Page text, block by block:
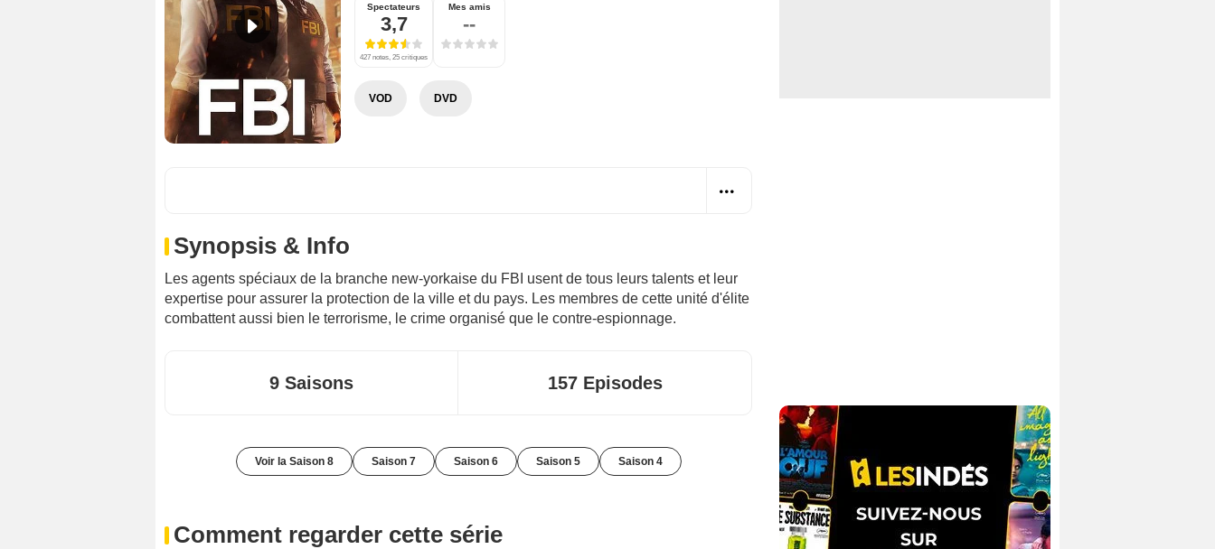
Spectateurs
3,7
427 notes, 25 critiques
Mes amis
--
VOD DVD
Synopsis & Info
Les agents spéciaux de la branche new-yorkaise du FBI usent de tous leurs talents et leur
expertise pour assurer la protection de la ville et du pays. Les membres de cette unité d'élite
combattent aussi bien le terrorisme, le crime organisé que le contre-espionnage.
9 Saisons 157 Episodes
Voir la Saison 8 Saison 7 Saison 6 Saison 5 Saison 4
Comment regarder cette série